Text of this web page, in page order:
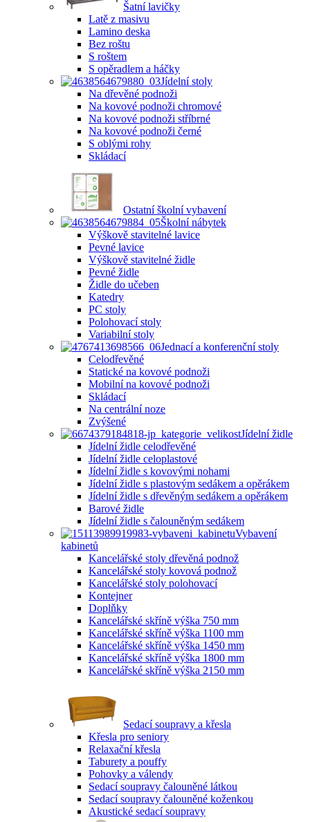
Šatní lavičky
Latě z masivu
Lamino deska
Bez roštu
S roštem
S opěradlem a háčky
Jídelní stoly
Na dřevěné podnoži
Na kovové podnoži chromové
Na kovové podnoži stříbrné
Na kovové podnoži černé
S oblými rohy
Skládací
Ostatní školní vybavení
Školní nábytek
Výškově stavitelné lavice
Pevné lavice
Výškově stavitelné židle
Pevné židle
Židle do učeben
Katedry
PC stoly
Polohovací stoly
Variabilní stoly
Jednací a konferenční stoly
Celodřevěné
Statické na kovové podnoži
Mobilní na kovové podnoži
Skládací
Na centrální noze
Zvýšené
Jídelní židle
Jídelní židle celodřevěné
Jídelní židle celoplastové
Jídelní židle s kovovými nohami
Jídelní židle s plastovým sedákem a opěrákem
Jídelní židle s dřevěným sedákem a opěrákem
Barové židle
Jídelní židle s čalouněným sedákem
Vybavení
kabinetů
Kancelářské stoly dřevěná podnož
Kancelářské stoly kovová podnož
Kancelářské stoly polohovací
Kontejner
Doplňky
Kancelářské skříně výška 750 mm
Kancelářské skříně výška 1100 mm
Kancelářské skříně výška 1450 mm
Kancelářské skříně výška 1800 mm
Kancelářské skříně výška 2150 mm
Sedací soupravy a křesla
Křesla pro seniory
Relaxační křesla
Taburety a pouffy
Pohovky a válendy
Sedací soupravy čalouněné látkou
Sedací soupravy čalouněné koženkou
Akustické sedací soupravy